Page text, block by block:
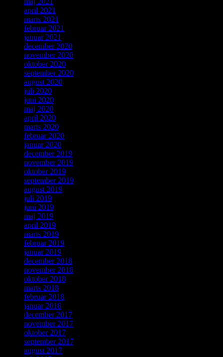
april 2021
marts 2021
februar 2021
januar 2021
december 2020
november 2020
oktober 2020
september 2020
august 2020
juli 2020
juni 2020
maj 2020
april 2020
marts 2020
februar 2020
januar 2020
december 2019
november 2019
oktober 2019
september 2019
august 2019
juli 2019
juni 2019
maj 2019
april 2019
marts 2019
februar 2019
januar 2019
december 2018
november 2018
oktober 2018
marts 2018
februar 2018
januar 2018
december 2017
november 2017
oktober 2017
september 2017
august 2017